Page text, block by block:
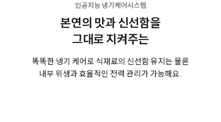
인공지능 냉기케어시스템
본연의 맛과 신선함을
그대로 지켜주는
똑똑한 냉기 케어로 식재료의 신선함 유지는 물론
내부 위생과 효율적인 전력 관리가 가능해요.